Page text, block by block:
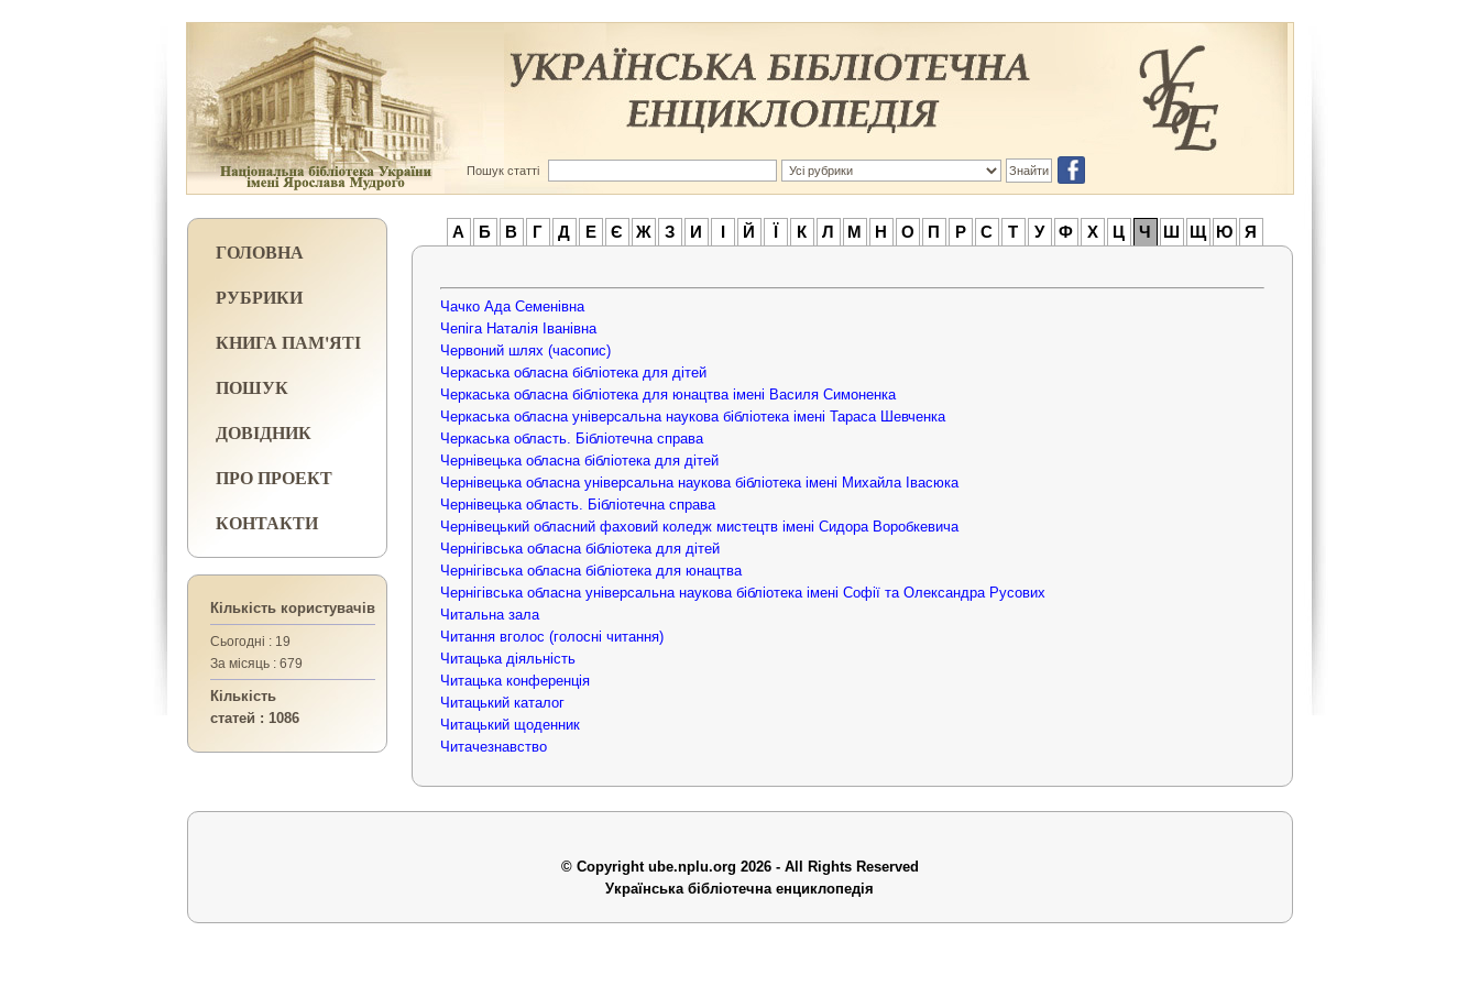
Пошук статті
ГОЛОВНА
РУБРИКИ
КНИГА ПАМ'ЯТІ
ПОШУК
ДОВІДНИК
ПРО ПРОЕКТ
КОНТАКТИ
Кількість користувачів
Сьогодні : 19
За місяць : 679
Кількість
статей : 1086
А Б В Г Д Е Є Ж З И І Й Ї К Л М Н О П Р С Т У Ф Х Ц Ч Ш Щ Ю Я
Чачко Ада Семенівна
Чепіга Наталія Іванівна
Червоний шлях (часопис)
Черкаська обласна бібліотека для дітей
Черкаська обласна бібліотека для юнацтва імені Василя Симоненка
Черкаська обласна універсальна наукова бібліотека імені Тараса Шевченка
Черкаська область. Бібліотечна справа
Чернівецька обласна бібліотека для дітей
Чернівецька обласна універсальна наукова бібліотека імені Михайла Івасюка
Чернівецька область. Бібліотечна справа
Чернівецький обласний фаховий коледж мистецтв імені Сидора Воробкевича
Чернігівська обласна бібліотека для дітей
Чернігівська обласна бібліотека для юнацтва
Чернігівська обласна універсальна наукова бібліотека імені Софії та Олександра Русових
Читальна зала
Читання вголос (голосні читання)
Читацька діяльність
Читацька конференція
Читацький каталог
Читацький щоденник
Читачезнавство
© Copyright ube.nplu.org 2026 - All Rights Reserved
Українська бібліотечна енциклопедія